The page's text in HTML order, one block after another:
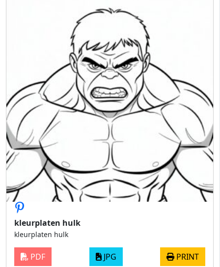
kleurplaten hulk
kleurplaten hulk
PDF JPG PRINT